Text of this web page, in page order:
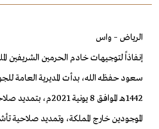
الرياض – واس
إنفاذاً لتوجيهات خادم الحرمين الشريفين
1442هـ الموافق 8 يونية
الموجودين خارج المملكة، وتمديد صلاحية